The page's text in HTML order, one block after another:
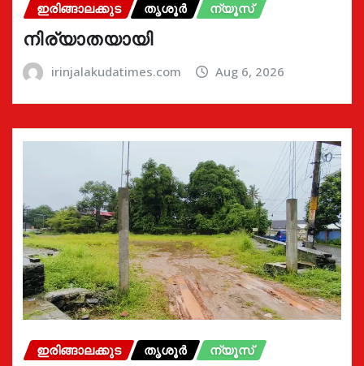
ഇരിങ്ങാലക്കുട തൃശൂർ ന്യൂസ്
നിര്യാതയായി
irinjalakudatimes.com Aug 6, 2026
ഇരിങ്ങാലക്കുട തൃശൂർ ന്യൂസ്